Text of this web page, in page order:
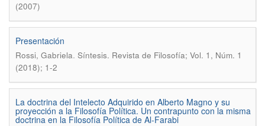
(2007)
Presentación
Rossi, Gabriela. Síntesis. Revista de Filosofía; Vol. 1, Núm. 1
(2018); 1-2
La doctrina del Intelecto Adquirido en Alberto Magno y su
proyección a la Filosofía Política. Un contrapunto con la misma
doctrina en la Filosofía Política de Al-Farabi